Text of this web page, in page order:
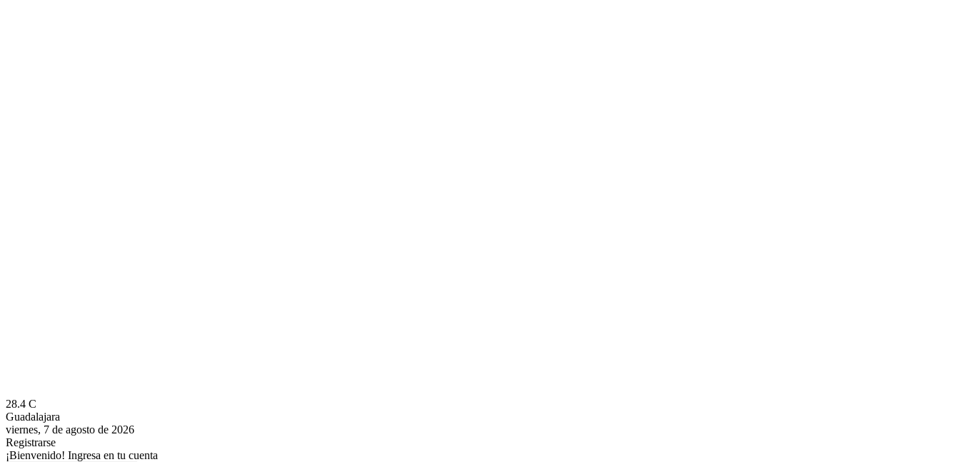
28.4 C
Guadalajara
viernes, 7 de agosto de 2026
Registrarse
¡Bienvenido! Ingresa en tu cuenta